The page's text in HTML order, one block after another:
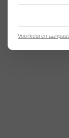
Voorkeuren